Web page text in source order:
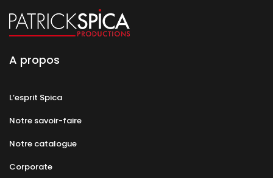
A propos
L’esprit Spica
Notre savoir-faire
Notre catalogue
Corporate